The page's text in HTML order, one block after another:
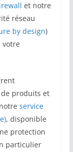
et notre
réseau
by design)
votre
produits et
service
, disponible
protection
particulier